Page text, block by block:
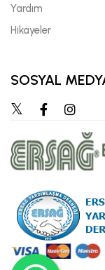
Yardım
Hikayeler
SOSYAL